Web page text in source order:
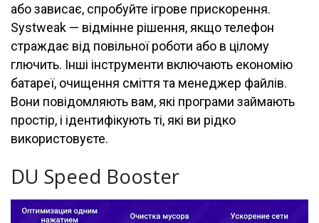
або зависає, спробуйте ігрове прискорення.
Systweak — відмінне рішення, якщо телефон
страждає від повільної роботи або в цілому
глючить. Інші інструменти включають економію
батареї, очищення сміття та менеджер файлів.
Вони повідомляють вам, які програми займають
простір, і ідентифікують ті, які ви рідко
використовуєте.
DU Speed Booster